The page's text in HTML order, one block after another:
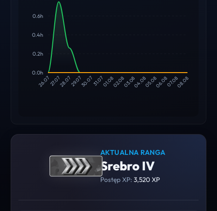
0.6h
0.4h
0.2h
0.0h
26.0727.0728.0729.0730.0731.0701.0802.0803.0804.0805.0806.0807.0808.08
AKTUALNA RANGA
Srebro IV
Postęp XP: 3,520 XP